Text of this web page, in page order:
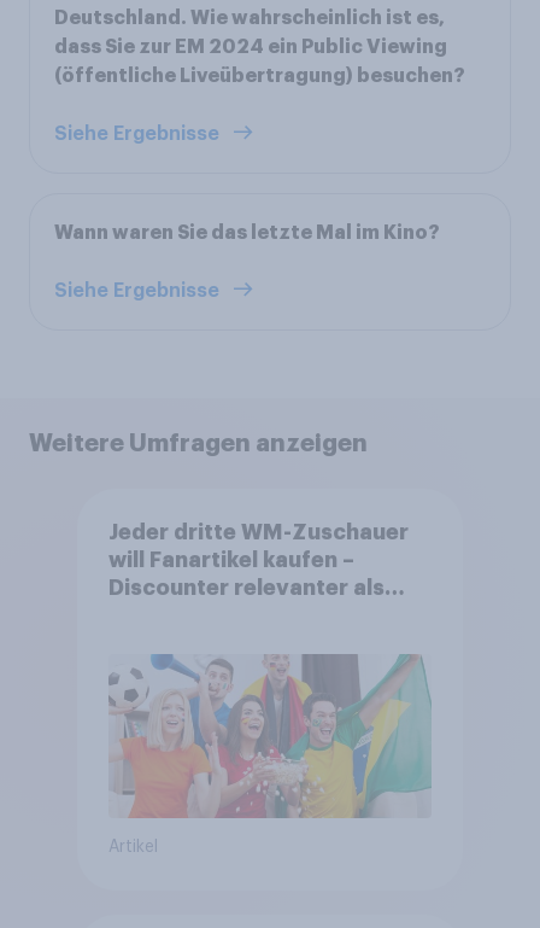
Deutschland. Wie wahrscheinlich ist es,
dass Sie zur EM 2024 ein Public Viewing
(öffentliche Liveübertragung) besuchen?
Siehe Ergebnisse
Wann waren Sie das letzte Mal im Kino?
Siehe Ergebnisse
Weitere Umfragen anzeigen
Jeder dritte WM-Zuschauer
will Fanartikel kaufen –
Discounter relevanter als
Artikel